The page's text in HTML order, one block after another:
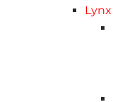
Lynx